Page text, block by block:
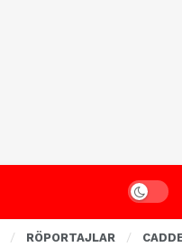
Dark
RÖPORTAJLAR